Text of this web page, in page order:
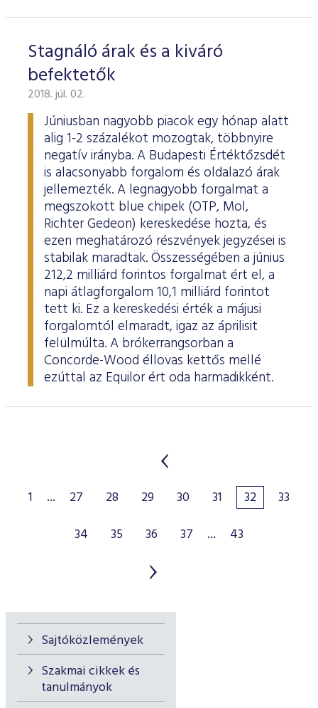
Sajtóközlemények
Szakmai cikkek és
tanulmányok
Stagnáló árak és a kiváró
befektetők
2018. júl. 02.
Júniusban nagyobb piacok egy hónap alatt
alig 1-2 százalékot mozogtak, többnyire
negatív irányba. A Budapesti Értéktőzsdét
is alacsonyabb forgalom és oldalazó árak
jellemezték. A legnagyobb forgalmat a
megszokott blue chipek (OTP, Mol,
Richter Gedeon) kereskedése hozta, és
ezen meghatározó részvények jegyzései is
stabilak maradtak. Összességében a június
212,2 milliárd forintos forgalmat ért el, a
napi átlagforgalom 10,1 milliárd forintot
tett ki. Ez a kereskedési érték a májusi
forgalomtól elmaradt, igaz az áprilisit
felülmúlta. A brókerrangsorban a
Concorde-Wood éllovas kettős mellé
ezúttal az Equilor ért oda harmadikként.
1 ... 27 28 29 30 31 32
33
34
35 36 37 ... 43